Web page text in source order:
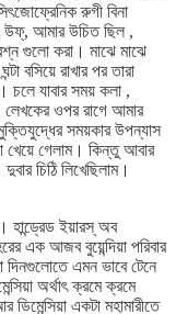
রুগী বিনা
উফ্, আমার উচিত ছিল ,
গুলো করা। মাঝে মাঝে
বসিয়ে রাখার পর তারা
চলে যাবার সময় কলা ,
ওপর রাগে আমার
সময়কার উপন্যাস
খেয়ে গেলাম। কিন্তু আবার
চিঠি লিখেছিলাম।
হান্ড্রেড ইয়ারস্ অব
এক আজব বুয়েন্দিয়া পরিবার
দিনগুলোতে এমন ভাবে টেনে
অর্থাৎ ক্রমে ক্রমে
একটা মহামারীতে